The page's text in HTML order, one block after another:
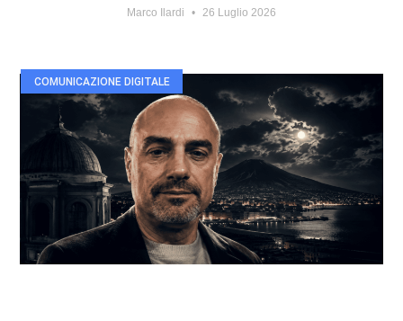
Marco Ilardi 26 Luglio 2026
COMUNICAZIONE DIGITALE